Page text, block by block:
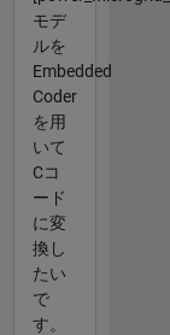
モデ
ルを
Embedded
Coder
を用
いて
Cコ
ード
に変
換し
たい
で
す。